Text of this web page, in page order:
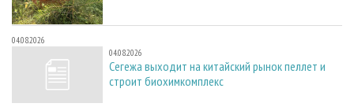
04.08.2026
04.08.2026
Сегежа выходит на китайский рынок пеллет и
строит биохимкомплекс